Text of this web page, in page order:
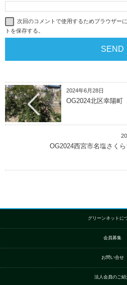
次回のコメントで使用するためブラウザー
トを保存する。
2024年6月28日
OG2024北区幸陽
OG2024西宮市名塩さく
グリーンネットに
会員募集
お問い合せ
法人会員のご紹